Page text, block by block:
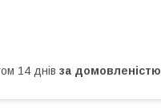
14 днів за домовленістю